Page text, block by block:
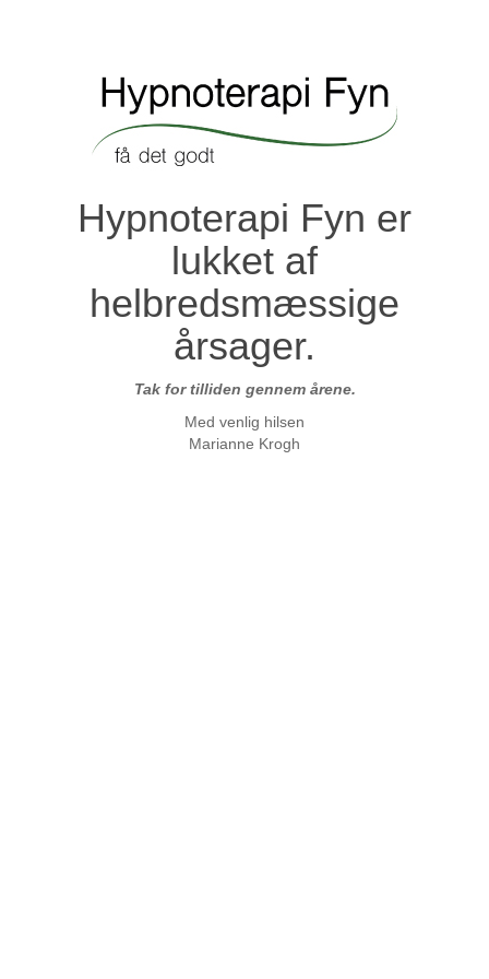
Hypnoterapi Fyn er
lukket af
helbredsmæssige
årsager.
Tak for tilliden gennem årene.
Med venlig hilsen
Marianne Krogh